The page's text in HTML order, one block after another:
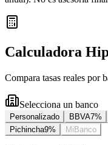
Calculadora
Compara tasas reales por
Selecciona un banco
Personalizado BBVA7%
Pichincha9% MiBanco